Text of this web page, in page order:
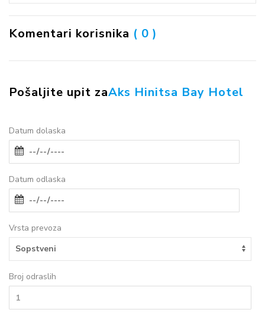
Komentari korisnika ( 0 )
Pošaljite upit zaAks Hinitsa Bay Hotel
Datum dolaska
Datum odlaska
Vrsta prevoza
Broj odraslih